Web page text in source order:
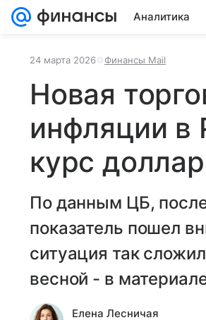
Аналитика
24 марта 2026 Финансы Mail
Новая
инфляции в
курс
По данным ЦБ,
показатель пошел
ситуация так
весной - в
Елена Лесничая